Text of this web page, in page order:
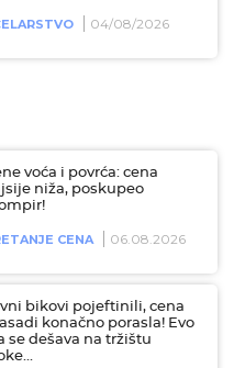
04/08/2026
voća i povrća: cena
niža, poskupeo
CENA 06.08.2026
bikovi pojeftinili, cena
konačno porasla! Evo
se dešava na tržištu